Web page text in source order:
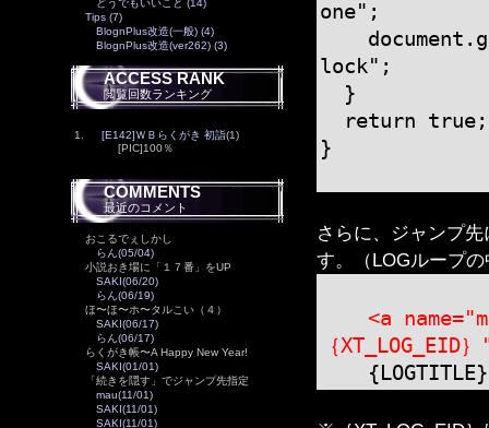
どうでもいいこと (14)
Tips (7)
BlognPlus改造(一般) (4)
BlognPlus改造(ver262) (3)
ACCESS RANK
閲覧回数ランキング
1. [E142]ＷＢらくがき 初詣(1)
[PIC]100％
COMMENTS
最近のコメント
おこるでぇしかし
らん(05/04)
小説おき場に「１７番」をUP
SAKI(06/20)
らん(06/19)
ほ〜ほ〜ホ〜タルこい（４）
SAKI(06/17)
らん(06/17)
らくがき帳〜A Happy New Year!
SAKI(01/01)
「続きを隠す」でジャンプ先指定
mau(11/01)
SAKI(11/01)
SAKI(11/01)
one";
lock";
}
return true;
}
さらに、ジャンプ
す。（LOGループ
<a
｛XT_LOG_EID
{LOGTITLE}